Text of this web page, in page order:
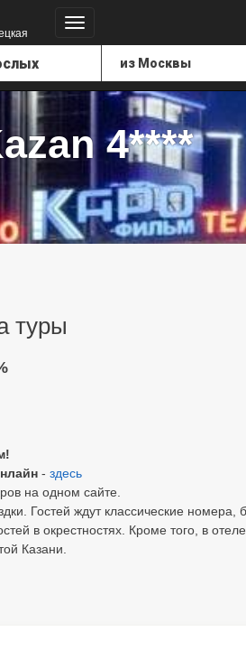
4****
туры
- здесь
на одном сайте.
Гостей ждут классические номера,
в окрестностях. Кроме того, в
Казани.